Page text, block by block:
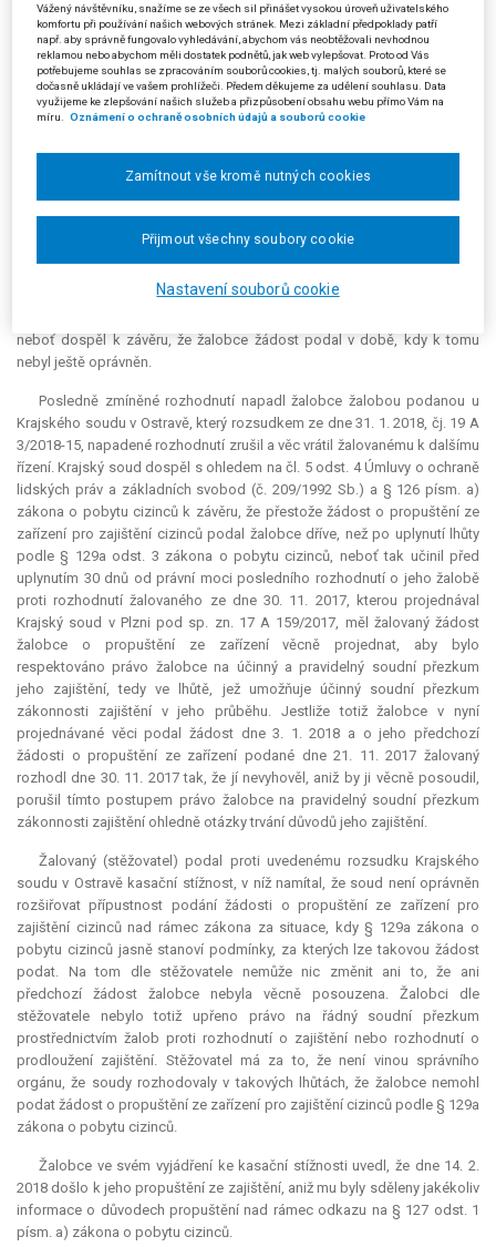
soud pod sp. zn. 4 Azs 255/2017.
Dne 21. 11. 2017 podal žalobce žádost o propuštění ze zařízení pro
zajištění cizinců podle § 129a zákona o pobytu cizinců. Žalovaný
žádosti nevyhověl, aniž by ji věcně projednal, neboť dospěl k závěru, že
žalobce žádost podal v době, kdy k tomu dle § 129a odst. 3 zákona o
nepropouští. Proti tomuto rozhodnutí podal žalobce žalobu u Krajského
zamítl. Řízení o kasační stížnosti žalobce proti tomuto rozsudku
Krajského soudu v Plzni projednává Nejvyšší správní soud pod sp. zn. 8
Dne 3. 1. 2018 podal žalobce opětovnou žádost o propuštění ze
neboť dospěl k závěru, že žalobce žádost podal v době, kdy k tomu
nebyl ještě oprávněn.
Posledně zmíněné rozhodnutí napadl žalobce žalobou podanou u
Krajského soudu v Ostravě, který rozsudkem ze dne 31. 1. 2018, čj. 19 A
3/2018-15, napadené rozhodnutí zrušil a věc vrátil žalovanému k dalšímu
řízení. Krajský soud dospěl s ohledem na čl. 5 odst. 4 Úmluvy o ochraně
lidských práv a základních svobod (č. 209/1992 Sb.) a § 126 písm. a)
zákona o pobytu cizinců k závěru, že přestože žádost o propuštění ze
zařízení pro zajištění cizinců podal žalobce dříve, než po uplynutí lhůty
podle § 129a odst. 3 zákona o pobytu cizinců, neboť tak učinil před
uplynutím 30 dnů od právní moci posledního rozhodnutí o jeho žalobě
proti rozhodnutí žalovaného ze dne 30. 11. 2017, kterou projednával
Krajský soud v Plzni pod sp. zn. 17 A 159/2017, měl žalovaný žádost
žalobce o propuštění ze zařízení věcně projednat, aby bylo
respektováno právo žalobce na účinný a pravidelný soudní přezkum
jeho zajištění, tedy ve lhůtě, jež umožňuje účinný soudní přezkum
zákonnosti zajištění v jeho průběhu. Jestliže totiž žalobce v nyní
projednávané věci podal žádost dne 3. 1. 2018 a o jeho předchozí
žádosti o propuštění ze zařízení podané dne 21. 11. 2017 žalovaný
rozhodl dne 30. 11. 2017 tak, že jí nevyhověl, aniž by ji věcně posoudil,
porušil tímto postupem právo žalobce na pravidelný soudní přezkum
zákonnosti zajištění ohledně otázky trvání důvodů jeho zajištění.
Žalovaný (stěžovatel) podal proti uvedenému rozsudku Krajského
soudu v Ostravě kasační stížnost, v níž namítal, že soud není oprávněn
rozšiřovat přípustnost podání žádosti o propuštění ze zařízení pro
zajištění cizinců nad rámec zákona za situace, kdy § 129a zákona o
pobytu cizinců jasně stanoví podmínky, za kterých lze takovou žádost
podat. Na tom dle stěžovatele nemůže nic změnit ani to, že ani
předchozí žádost žalobce nebyla věcně posouzena. Žalobci dle
stěžovatele nebylo totiž upřeno právo na řádný soudní přezkum
prostřednictvím žalob proti rozhodnutí o zajištění nebo rozhodnutí o
prodloužení zajištění. Stěžovatel má za to, že není vinou správního
orgánu, že soudy rozhodovaly v takových lhůtách, že žalobce nemohl
podat žádost o propuštění ze zařízení pro zajištění cizinců podle § 129a
zákona o pobytu cizinců.
Žalobce ve svém vyjádření ke kasační stížnosti uvedl, že dne 14. 2.
2018 došlo k jeho propuštění ze zajištění, aniž mu byly sděleny jakékoliv
informace o důvodech propuštění nad rámec odkazu na § 127 odst. 1
písm. a) zákona o pobytu cizinců.
Vážený návštěvníku, snažíme se ze všech sil přinášet vysokou úroveň uživatelského
komfortu při používání našich webových stránek. Mezi základní předpoklady patří
např. aby správně fungovalo vyhledávání, abychom vás neobtěžovali nevhodnou
reklamou nebo abychom měli dostatek podnětů, jak web vylepšovat. Proto od Vás
potřebujeme souhlas se zpracováním souborů cookies, tj. malých souborů, které se
dočasně ukládají ve vašem prohlížeči. Předem děkujeme za udělení souhlasu. Data
využijeme ke zlepšování našich služeb a přizpůsobení obsahu webu přímo Vám na
míru.
Oznámení o ochraně osobních údajů a souborů cookie
Nastavení souborů cookie
Zamítnout vše kromě nutných cookies
Přijmout všechny soubory cookie